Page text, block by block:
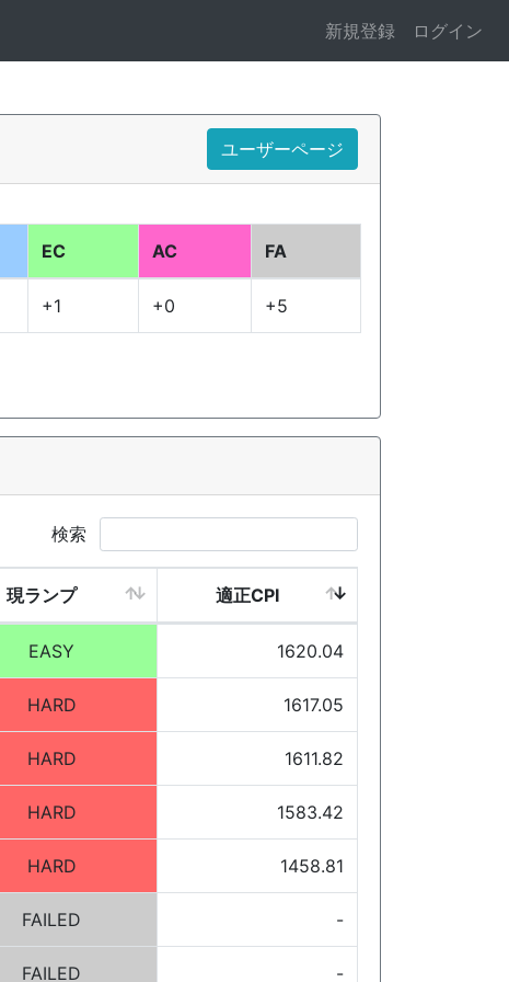
新規登録 ログイン
ユーザーページ
EC AC FA
+1 +0 +5
検索
現ランプ 適正CPI
EASY 1620.04
HARD 1617.05
HARD 1611.82
HARD 1583.42
HARD 1458.81
FAILED -
FAILED -